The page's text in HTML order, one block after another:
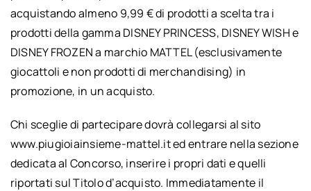
acquistando almeno 9,99 € di prodotti a scelta tra i
prodotti della gamma DISNEY PRINCESS, DISNEY WISH e
DISNEY FROZEN a marchio MATTEL (esclusivamente
giocattoli e non prodotti di merchandising) in
promozione, in un acquisto.
Chi sceglie di partecipare dovrà collegarsi al sito
www.piugioiainsieme-mattel.it ed entrare nella sezione
dedicata al Concorso, inserire i propri dati e quelli
riportati sul Titolo d’acquisto. Immediatamente il